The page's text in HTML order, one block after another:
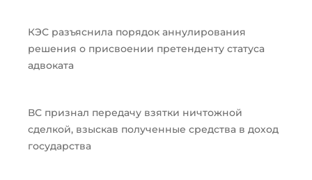
КЭС разъяснила порядок аннулирования
решения о присвоении претенденту статуса
адвоката
ВС признал передачу взятки ничтожной
сделкой, взыскав полученные средства в доход
государства